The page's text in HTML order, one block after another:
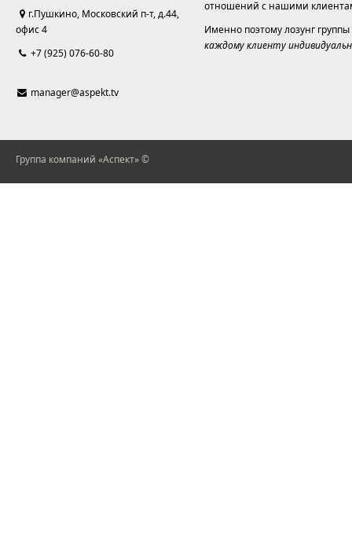
г.Пушкино, Московский п-т, д.44,
офис 4
+7 (925) 076-60-80
manager@aspekt.tv
отношений с нашими
Именно поэтому лозунг
каждому клиенту
Группа компаний «Аспект» ©